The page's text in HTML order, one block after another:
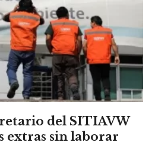
del SITIAVW
extras sin laborar